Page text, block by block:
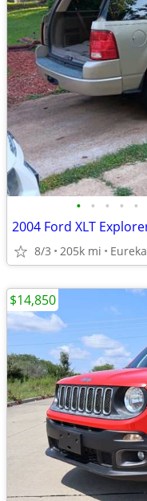
• • • • •
2004 Ford XLT
8/3 205k mi
$14,850